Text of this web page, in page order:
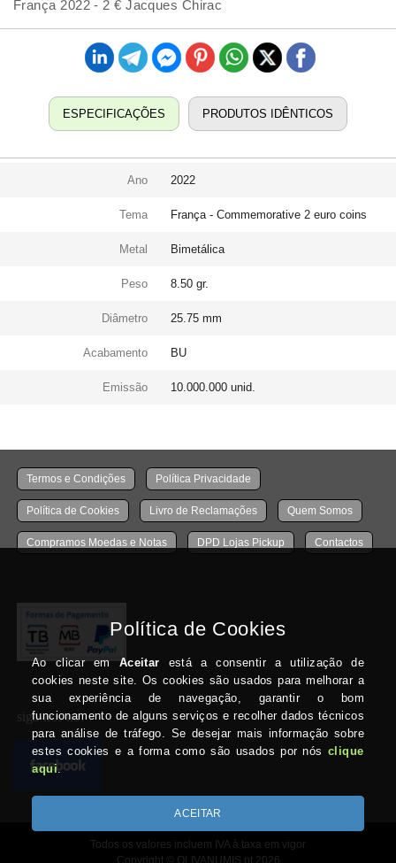
França 2022 - 2 € Jacques Chirac
ESPECIFICAÇÕES PRODUTOS IDÊNTICOS
Ano 2022
Tema França - Commemorative 2 euro coins
Metal Bimetálica
Peso 8.50 gr.
Diâmetro 25.75 mm
Acabamento BU
Emissão 10.000.000 unid.
Termos e Condições Política Privacidade
Política de Cookies Livro de Reclamações Quem Somos
Compramos Moedas e Notas DPD Lojas Pickup Contactos
siga-nos no:
Todos os valores incluem IVA à taxa em vigor
Copyright © OLIVANUMIS.pt 2026